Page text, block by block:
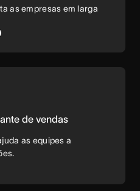
as empresas em larga
de vendas
as equipes a